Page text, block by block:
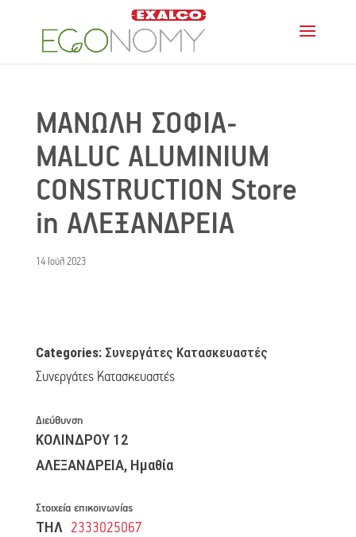
ΜΑΝΩΛΗ ΣΟΦΙΑ-
MALUC ALUMINIUM
CONSTRUCTION Store
in ΑΛΕΞΑΝΔΡΕΙΑ
14 Ιούλ 2023
Categories: Συνεργάτες Κατασκευαστές
Συνεργάτες Κατασκευαστές
Διεύθυνση
ΚΟΛΙΝΔΡΟΥ 12
ΑΛΕΞΑΝΔΡΕΙΑ, Ημαθία
Στοιχεία επικοινωνίας
ΤΗΛ 2333025067